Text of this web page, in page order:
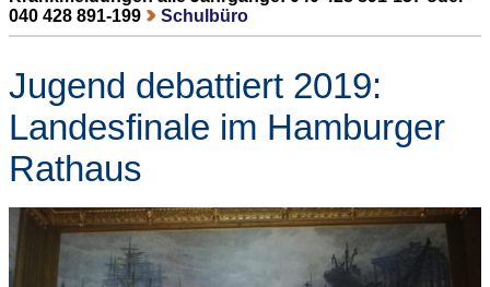
040 428 891-199
Schulbüro
Jugend debattiert 2019:
Landesfinale im Hamburger
Rathaus